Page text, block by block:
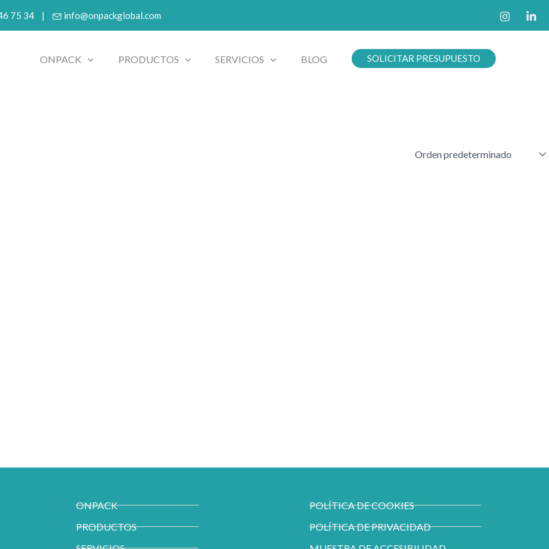
75 34 | info@onpackglobal.com
ONPACK PRODUCTOS SERVICIOS BLOG SOLICITAR PRESUPUESTO
ONPACK
PRODUCTOS
POLÍTICA DE COOKIES
POLÍTICA DE PRIVACIDAD